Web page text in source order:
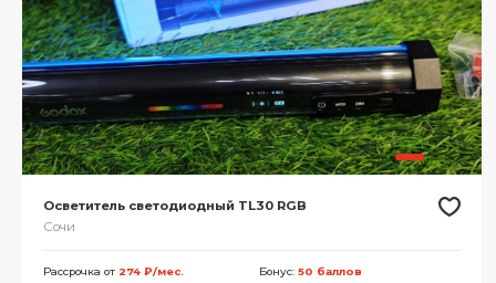
Осветитель светодиодный TL30 RGB
Сочи
Рассрочка от 274 ₽/мес. Бонус: 50 баллов